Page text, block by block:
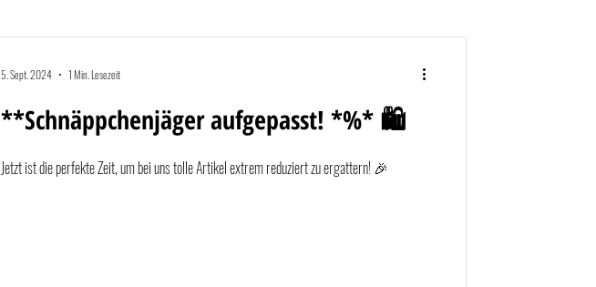
**Schnäppchenjäger aufgepasst! *%* 🛍️
Jetzt ist die perfekte Zeit, um bei uns tolle Artikel extrem reduziert zu ergattern! 🎉
5. Sept. 2024 1 Min. Lesezeit